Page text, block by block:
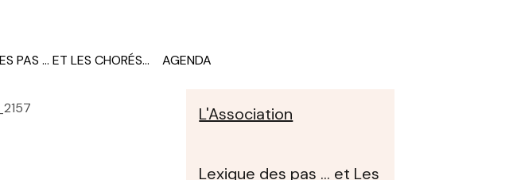
PAS ... ET LES CHORÉS... AGENDA
L'Association
Lexique des pas ... et Les